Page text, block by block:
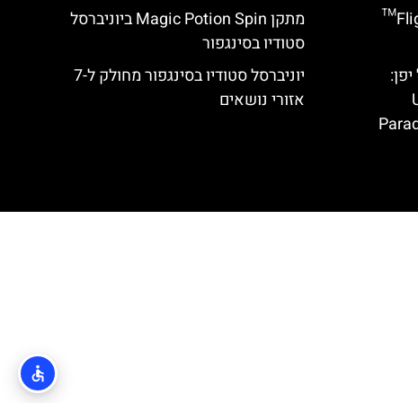
מתקן Flight of the Hippogriff™
מתקן Magic Potion Spin ביוניברסל
סטודיו בסינגפור
יוניברסל סטודיו בסינגפור מחולק ל-7
אזורי נושאים